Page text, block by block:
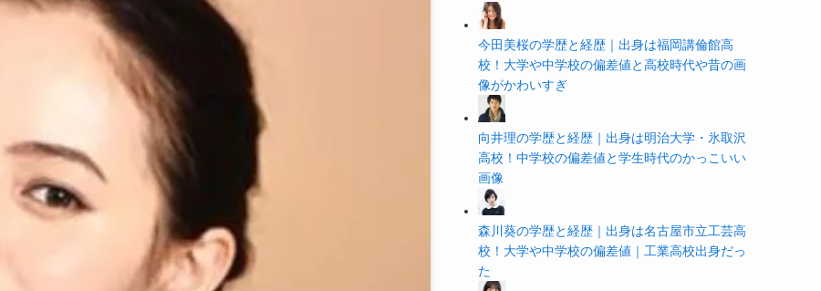
今田美桜の学歴と経歴｜出身は福岡講倫館高
校！大学や中学校の偏差値と高校時代や昔の画
像がかわいすぎ
向井理の学歴と経歴｜出身は明治大学・氷取沢
高校！中学校の偏差値と学生時代のかっこいい
画像
森川葵の学歴と経歴｜出身は名古屋市立工芸高
校！大学や中学校の偏差値｜工業高校出身だっ
た